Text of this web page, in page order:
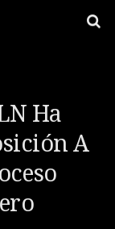
Ha
A